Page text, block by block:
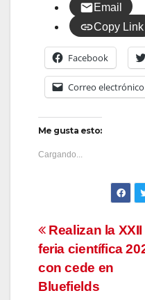
Email
Copy Link
Facebook
Correo electrónico
Me gusta esto:
Cargando...
de
entradas
Realizan la XXII
feria científica
con cede en
Bluefields